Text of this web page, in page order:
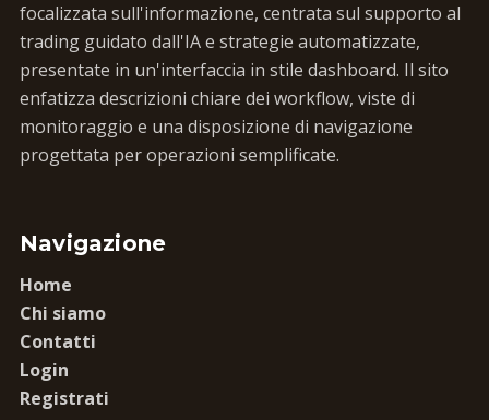
focalizzata sull'informazione, centrata sul supporto al
trading guidato dall'IA e strategie automatizzate,
presentate in un'interfaccia in stile dashboard. Il sito
enfatizza descrizioni chiare dei workflow, viste di
monitoraggio e una disposizione di navigazione
progettata per operazioni semplificate.
Navigazione
Home
Chi siamo
Contatti
Login
Registrati